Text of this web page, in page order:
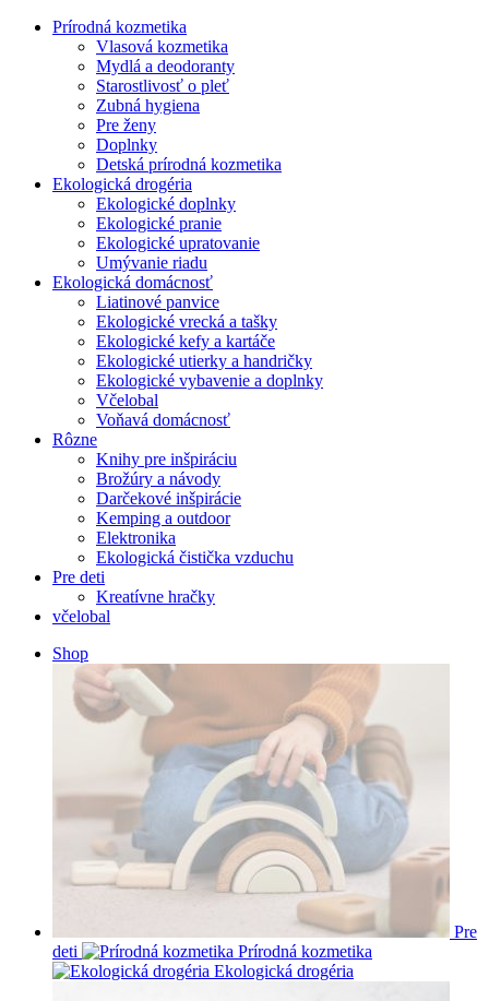
Prírodná kozmetika
Vlasová kozmetika
Mydlá a deodoranty
Starostlivosť o pleť
Zubná hygiena
Pre ženy
Doplnky
Detská prírodná kozmetika
Ekologická drogéria
Ekologické doplnky
Ekologické pranie
Ekologické upratovanie
Umývanie riadu
Ekologická domácnosť
Liatinové panvice
Ekologické vrecká a tašky
Ekologické kefy a kartáče
Ekologické utierky a handričky
Ekologické vybavenie a doplnky
Včelobal
Voňavá domácnosť
Rôzne
Knihy pre inšpiráciu
Brožúry a návody
Darčekové inšpirácie
Kemping a outdoor
Elektronika
Ekologická čistička vzduchu
Pre deti
Kreatívne hračky
včelobal
Shop
Pre
deti
Prírodná kozmetika
Ekologická drogéria